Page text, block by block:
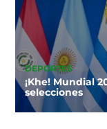
DEPORTES
¡Khe! Mundial
selecciones